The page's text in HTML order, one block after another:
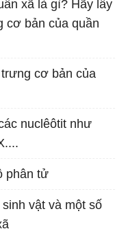
xã là gì? Hãy lấy
cơ bản của quần
cơ bản của
nuclêôtit như
phân tử
vật và một số